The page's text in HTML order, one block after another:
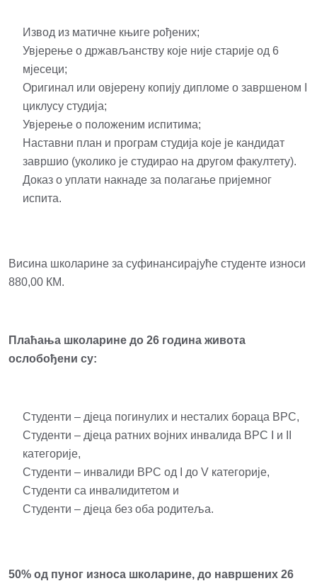
Извод из матичне књиге рођених;
Увјерење о држављанству које није старије од 6
мјесеци;
Оригинал или овјерену копију дипломе о завршеном I
циклусу студија;
Увјерење о положеним испитима;
Наставни план и програм студија које је кандидат
завршио (уколико је студирао на другом факултету).
Доказ о уплати накнаде за полагање пријемног
испита.
Висина школарине за суфинансирајуће студенте износи
880,00 КМ.
Плаћања школарине до 26 година живота
ослобођени су:
Студенти – дјеца погинулих и несталих бораца ВРС,
Студенти – дјеца ратних војних инвалида ВРС I и II
категорије,
Студенти – инвалиди ВРС од I до V категорије,
Студенти са инвалидитетом и
Студенти – дјеца без оба родитеља.
50% од пуног износа школарине, до навршених 26